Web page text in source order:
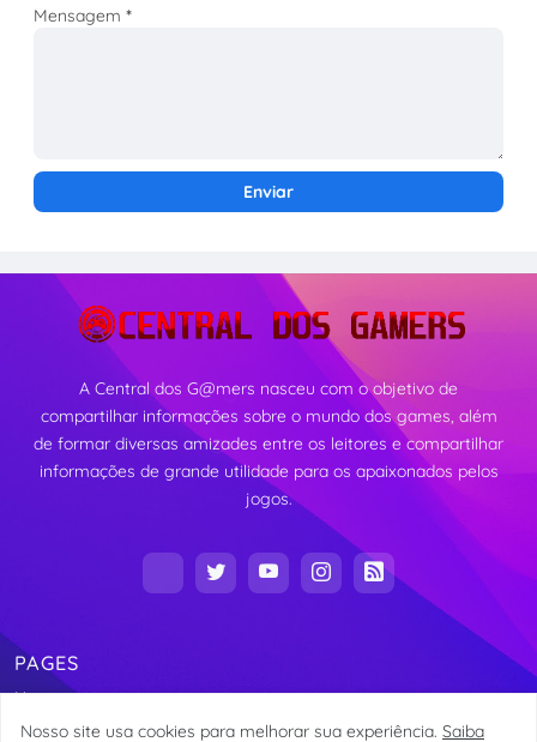
Mensagem*
A Central dos G@mers nasceu com o objetivo de
compartilhar informações sobre o mundo dos games, além
de formar diversas amizades entre os leitores e compartilhar
informações de grande utilidade para os apaixonados pelos
jogos.
PAGES
Home
Nosso site usa cookies para melhorar sua experiência. Saiba